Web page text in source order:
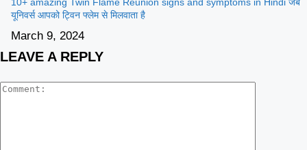
यूनिवर्स आपको ट्विन फ्लेम से मिलवाता है
March 9, 2024
LEAVE A REPLY